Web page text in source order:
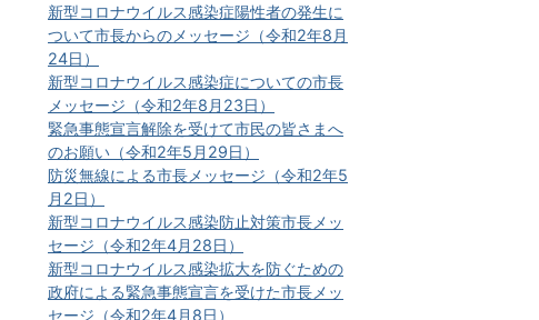
新型コロナウイルス感染症陽性者の発生に
ついて市長からのメッセージ（令和2年8月
24日）
新型コロナウイルス感染症についての市長
メッセージ（令和2年8月23日）
緊急事態宣言解除を受けて市民の皆さまへ
のお願い（令和2年5月29日）
防災無線による市長メッセージ（令和2年5
月2日）
新型コロナウイルス感染防止対策市長メッ
セージ（令和2年4月28日）
新型コロナウイルス感染拡大を防ぐための
政府による緊急事態宣言を受けた市長メッ
セージ（令和2年4月8日）